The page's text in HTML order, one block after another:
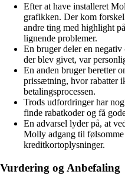
Efter at have installeret
grafikken. Der kom
andre ting med highlight
lignende problemer.
En bruger deler en
der blev givet, var
En anden bruger beretter
prissætning, hvor rabatter
betalingsprocessen.
Trods udfordringer har
finde rabatkoder og få
En advarsel lyder på, at
Molly adgang til
kreditkortoplysninger.
Vurdering og Anbefaling